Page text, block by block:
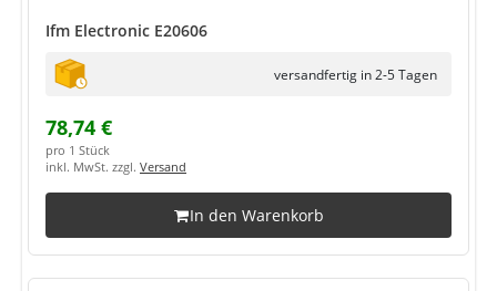
Ifm Electronic E20606
versandfertig in 2-5 Tagen
78,74 €
pro 1 Stück
inkl. MwSt. zzgl. Versand
In den Warenkorb